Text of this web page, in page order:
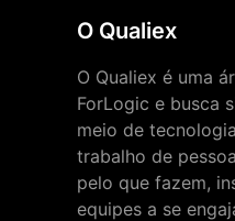
O Qualiex
O Qualiex é uma
ForLogic e busca
meio de
trabalho de
pelo que fazem,
equipes a se